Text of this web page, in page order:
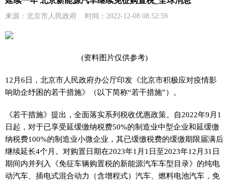
来源：北京市人民政府 时间：2022-12-08 08:52:59
(资料图片仅供参考)
12月6日，北京市人民政府办公厅印发《北京市积极应对疫情影
响助企纾困的若干措施》（以下简称“若干措施”）。
《若干措施》提出，全面落实系列税收优惠政策。自2022年9月1
日起，对于已享受延缓缴纳税费50%的制造业中型企业和延缓缴
纳税费100%的制造业小微企业，其已缓缴税费的缓缴期限届满后
继续延长4个月。对购置日期在2023年1月1日至2023年12月31日
期间内并列入《免征车辆购置税的新能源汽车车型目录》的纯电
动汽车、插电式混合动力（含增程式）汽车、燃料电池汽车，免